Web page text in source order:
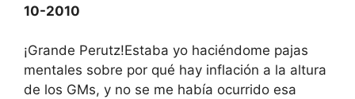
10-2010
¡Grande Perutz!Estaba yo haciéndome pajas
mentales sobre por qué hay inflación a la altura
de los GMs, y no se me había ocurrido esa